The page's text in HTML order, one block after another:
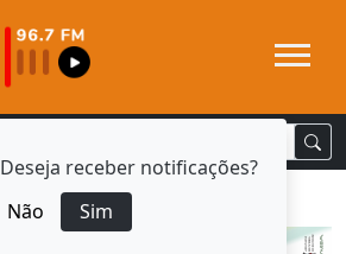
Deseja receber notificações?
Não
Sim